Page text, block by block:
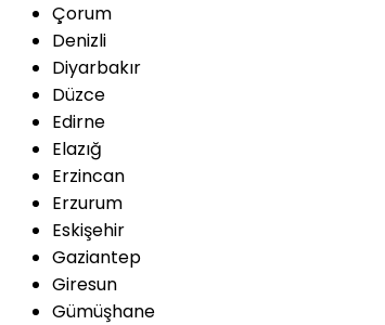
Çorum
Denizli
Diyarbakır
Düzce
Edirne
Elazığ
Erzincan
Erzurum
Eskişehir
Gaziantep
Giresun
Gümüşhane